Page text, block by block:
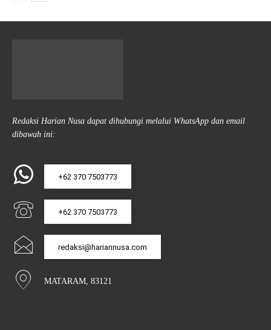
Redaksi Harian Nusa dapat dihubungi melalui WhatsApp dan email
dibawah ini:
+62 370 7503773
+62 370 7503773
redaksi@hariannusa.com
MATARAM, 83121